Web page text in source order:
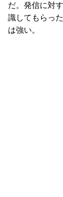
だ。発信に対
識してもらっ
は強い。